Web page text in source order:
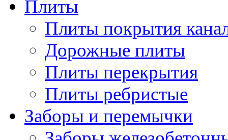
Плиты
Плиты покрытия
Дорожные плиты
Плиты перекрытия
Плиты ребристые
Заборы и перемычки